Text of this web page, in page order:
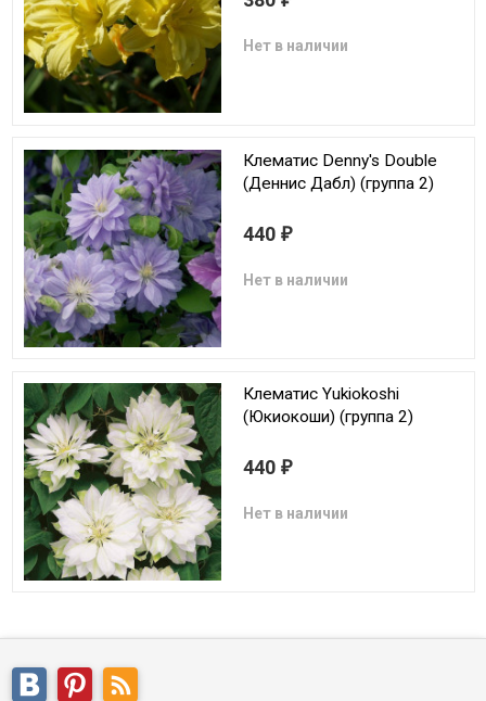
Нет в наличии
Клематис Denny's Double
(Деннис Дабл) (группа 2)
440 ₽
Нет в наличии
Клематис Yukiokoshi
(Юкиокоши) (группа 2)
440 ₽
Нет в наличии